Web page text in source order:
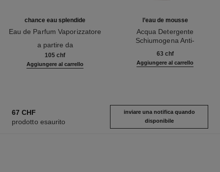
chance eau splendide
Eau de Parfum Vaporizzatore
a partire da
105 chf
Aggiungere al carrello
l’eau de mousse
Acqua Detergente
Schiumogena Anti-
63 chf
Aggiungere al carrello
67 CHF
prodotto esaurito
inviare una notifica quando
disponibile